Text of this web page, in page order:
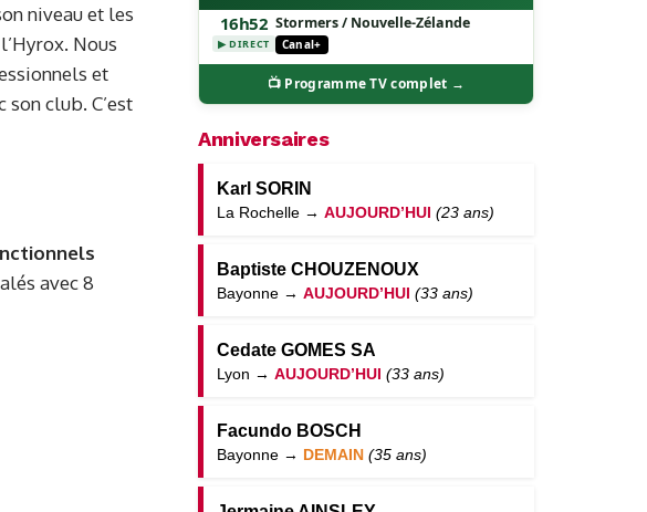
niveau et les
Nous
et
club. C’est
avec 8
16h52
▶ DIRECT
Stormers / Nouvelle-Zélande
Canal+
📺 Programme TV complet →
Anniversaires
Karl SORIN
La Rochelle → AUJOURD’HUI (23 ans)
Baptiste CHOUZENOUX
Bayonne → AUJOURD’HUI (33 ans)
Cedate GOMES SA
Lyon → AUJOURD’HUI (33 ans)
Facundo BOSCH
Bayonne → DEMAIN (35 ans)